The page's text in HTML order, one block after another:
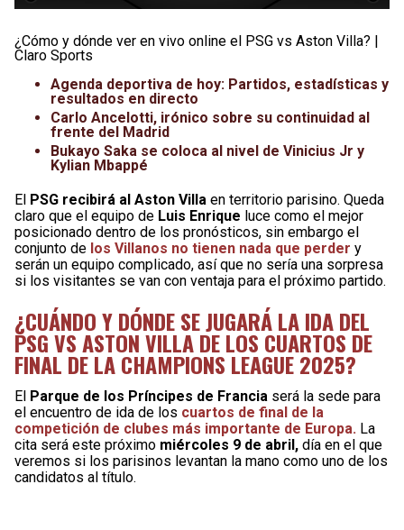
¿Cómo y dónde ver en vivo online el PSG vs Aston Villa? |
Claro Sports
Agenda deportiva de hoy: Partidos, estadísticas y
resultados en directo
Carlo Ancelotti, irónico sobre su continuidad al
frente del Madrid
Bukayo Saka se coloca al nivel de Vinicius Jr y
Kylian Mbappé
El PSG recibirá al Aston Villa en territorio parisino. Queda
claro que el equipo de Luis Enrique luce como el mejor
posicionado dentro de los pronósticos, sin embargo el
conjunto de los Villanos no tienen nada que perder y
serán un equipo complicado, así que no sería una sorpresa
si los visitantes se van con ventaja para el próximo partido.
¿CUÁNDO Y DÓNDE SE JUGARÁ LA IDA DEL
PSG VS ASTON VILLA DE LOS CUARTOS DE
FINAL DE LA CHAMPIONS LEAGUE 2025?
El Parque de los Príncipes de Francia será la sede para
el encuentro de ida de los cuartos de final de la
competición de clubes más importante de Europa. La
cita será este próximo miércoles 9 de abril, día en el que
veremos si los parisinos levantan la mano como uno de los
candidatos al título.